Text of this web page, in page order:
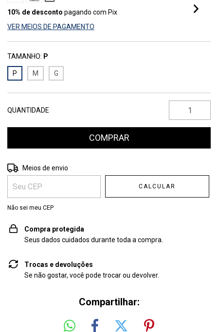
10% de desconto pagando com Pix
VER MEIOS DE PAGAMENTO
TAMANHO: P
P M G
QUANTIDADE
Entregas para o CEP:
Meios de envio
CALCULAR
Não sei meu CEP
Compra protegida
Seus dados cuidados durante toda a compra.
Trocas e devoluções
Se não gostar, você pode trocar ou devolver.
Compartilhar: